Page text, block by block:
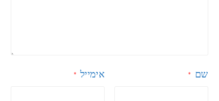
שם * אימייל *